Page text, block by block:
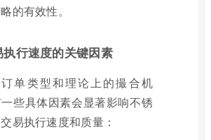
的有效性。
行速度的关键因素
单类型和理论上的撮合机
些具体因素会显著影响不锈
易执行速度和质量：